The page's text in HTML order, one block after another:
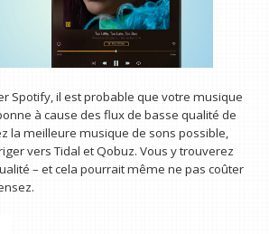
Spotify, il est probable que votre musique
à cause des flux de basse qualité de
la meilleure musique de sons possible,
vers Tidal et Qobuz. Vous y trouverez
– et cela pourrait même ne pas coûter